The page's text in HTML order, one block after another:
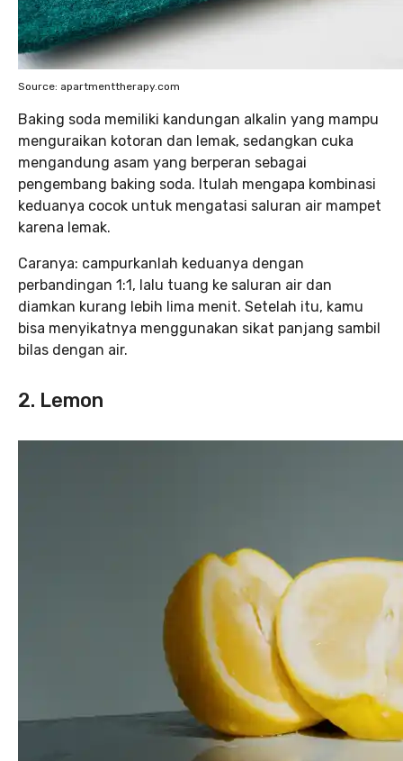
Source: apartmenttherapy.com
Baking soda memiliki kandungan alkalin yang mampu
menguraikan kotoran dan lemak, sedangkan cuka
mengandung asam yang berperan sebagai
pengembang baking soda. Itulah mengapa kombinasi
keduanya cocok untuk mengatasi saluran air mampet
karena lemak.
Caranya: campurkanlah keduanya dengan
perbandingan 1:1, lalu tuang ke saluran air dan
diamkan kurang lebih lima menit. Setelah itu, kamu
bisa menyikatnya menggunakan sikat panjang sambil
bilas dengan air.
2. Lemon